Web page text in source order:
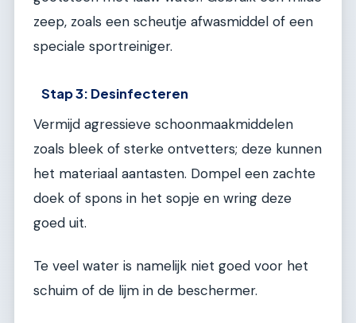
zeep, zoals een scheutje afwasmiddel of een
speciale sportreiniger.
Stap 3: Desinfecteren
Vermijd agressieve schoonmaakmiddelen
zoals bleek of sterke ontvetters; deze kunnen
het materiaal aantasten. Dompel een zachte
doek of spons in het sopje en wring deze
goed uit.
Te veel water is namelijk niet goed voor het
schuim of de lijm in de beschermer.